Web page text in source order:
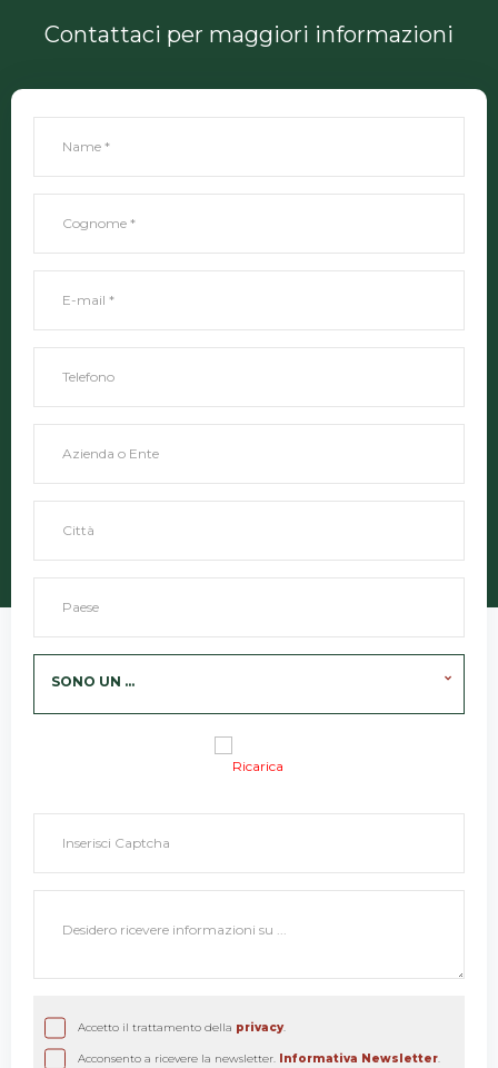
Contattaci per maggiori informazioni
SONO UN ...
Ricarica
Accetto il trattamento della privacy.
Acconsento a ricevere la newsletter. Informativa Newsletter.